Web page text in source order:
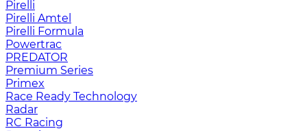
Pirelli
Pirelli Amtel
Pirelli Formula
Powertrac
PREDATOR
Premium Series
Primex
Race Ready Technology
Radar
RC Racing